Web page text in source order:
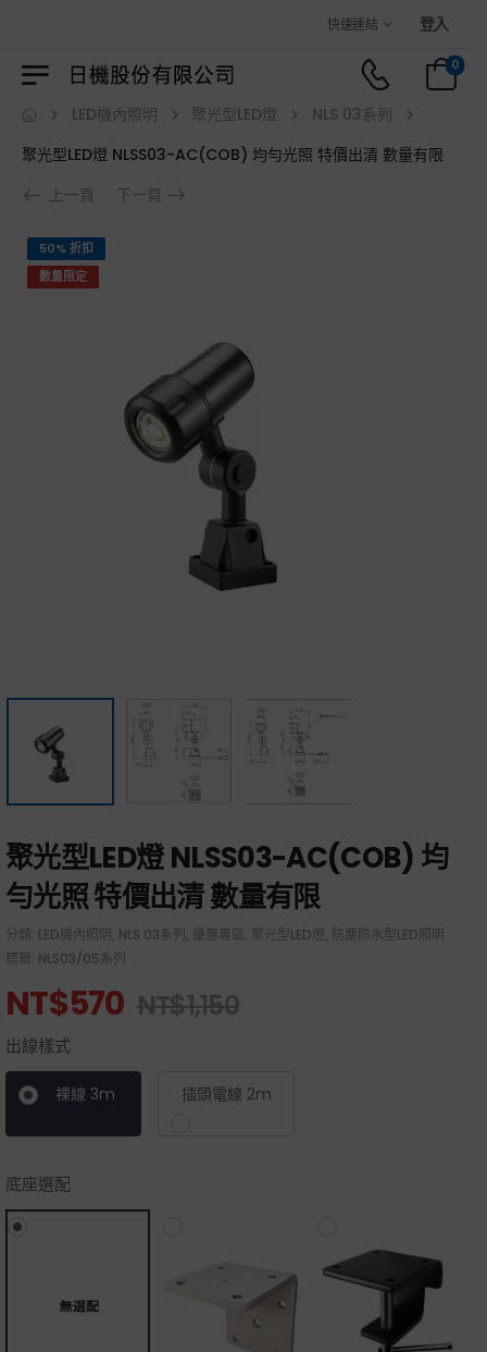
歡迎光臨日機官方購物商城！
快速連結 登入
0
LED機內照明 聚光型LED燈
NLS 03系列
聚光型LED燈 NLSS03-AC(COB) 均勻光照 特價出清 數量有限
上一頁
下一頁
50% 折扣
數量限定
聚光型LED燈 NLSS03-AC(COB) 均
勻光照 特價出清 數量有限
分類: LED機內照明, NLS 03系列 , 優惠專區, 聚光型LED燈, 防塵防水型LED照明
標籤: NLS03/05系列
NT$570 NT$1,150
出線樣式
裸線 3m 插頭電線 2m
底座選配